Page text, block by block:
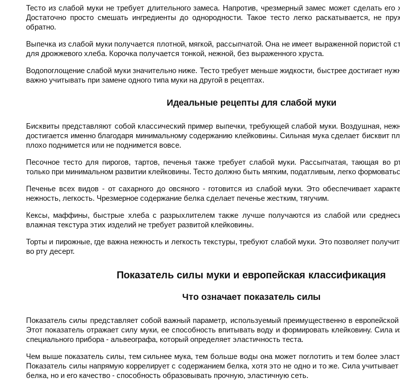
Тесто из слабой муки не требует длительного замеса. Напротив, чрезмерный замес может сделать его
Достаточно просто смешать ингредиенты до однородности. Такое тесто легко раскатывается, не
обратно.
Выпечка из слабой муки получается плотной, мягкой, рассыпчатой. Она не имеет выраженной пористой
для дрожжевого хлеба. Корочка получается тонкой, нежной, без выраженного хруста.
Водопоглощение слабой муки значительно ниже. Тесто требует меньше жидкости, быстрее достигает
важно учитывать при замене одного типа муки на другой в рецептах.
Идеальные рецепты для слабой муки
Бисквиты представляют собой классический пример выпечки, требующей слабой муки. Воздушная,
достигается именно благодаря минимальному содержанию клейковины. Сильная мука сделает бисквит
плохо поднимется или не поднимется вовсе.
Песочное тесто для пирогов, тартов, печенья также требует слабой муки. Рассыпчатая, тающая во
только при минимальном развитии клейковины. Тесто должно быть мягким, податливым, легко
Печенье всех видов - от сахарного до овсяного - готовится из слабой муки. Это обеспечивает
нежность, легкость. Чрезмерное содержание белка сделает печенье жестким, тягучим.
Кексы, маффины, быстрые хлеба с разрыхлителем также лучше получаются из слабой или
влажная текстура этих изделий не требует развитой клейковины.
Торты и пирожные, где важна нежность и легкость текстуры, требуют слабой муки. Это позволяет
во рту десерт.
Показатель силы муки и европейская классификация
Что означает показатель силы
Показатель силы представляет собой важный параметр, используемый преимущественно в
Этот показатель отражает силу муки, ее способность впитывать воду и формировать клейковину. Сила
специального прибора - альвеографа, который определяет эластичность теста.
Чем выше показатель силы, тем сильнее мука, тем больше воды она может поглотить и тем более
Показатель силы напрямую коррелирует с содержанием белка, хотя это не одно и то же. Сила учитывает
белка, но и его качество - способность образовывать прочную, эластичную сеть.